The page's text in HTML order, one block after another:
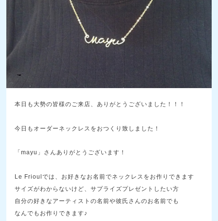
本日も大勢の皆様のご来店、ありがとうございました！！！
今日もオーダーネックレスをおつくり致しました！
「mayu」さんありがとうございます！
Le Frioulでは、お好きなお名前でネックレスをお作りできます
サイズがわからないけど、サプライズプレゼントしたい方
自分の好きなアーティストの名前や彼氏さんのお名前でも
なんでもお作りできます♪